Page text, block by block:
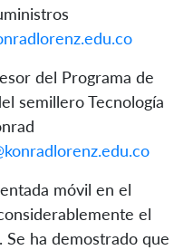
del Programa de
semillero Tecnología
móvil en el
el
ha demostrado que